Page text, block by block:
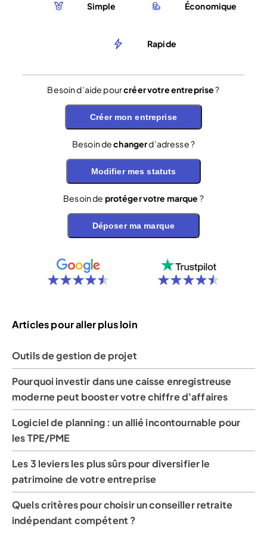
Simple Économique
Rapide
Besoin d’aide pourcréer votre entreprise?
Créer mon entreprise
Besoin dechangerd’adresse ?
Modifier mes statuts
Besoin de protéger votre marque ?
Déposer ma marque
Articles pour aller plus loin
Outils de gestion de projet
Pourquoi investir dans une caisse enregistreuse
moderne peut booster votre chiffre d'affaires
Logiciel de planning : un allié incontournable pour
les TPE/PME
Les 3 leviers les plus sûrs pour diversifier le
patrimoine de votre entreprise
Quels critères pour choisir un conseiller retraite
indépendant compétent ?